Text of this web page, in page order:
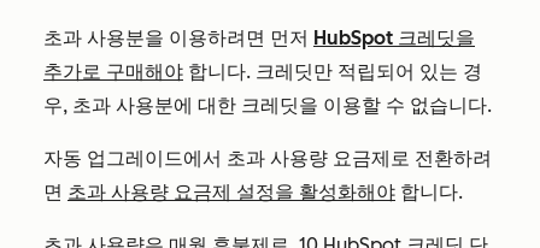
초과 사용분을 이용하려면 먼저 HubSpot 크레딧을
추가로 구매해야 합니다. 크레딧만 적립되어 있는 경
우, 초과 사용분에 대한 크레딧을 이용할 수 없습니다.
자동 업그레이드에서 초과 사용량 요금제로 전환하려
면 초과 사용량 요금제 설정을 활성화해야 합니다.